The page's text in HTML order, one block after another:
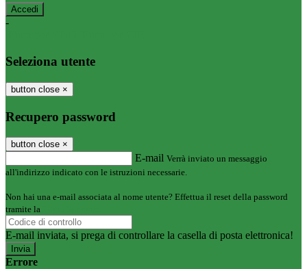
-
Seleziona utente
button close ×
Recupero password
button close ×
E-mail Verrà inviato un messaggio
all'indirizzo indicato con le istruzioni necessarie.
Non hai una e-mail associata al nome utente? Effettua il reset della password
tramite la
E-mail inviata, si prega di controllare la casella di posta elettronica!
Errore